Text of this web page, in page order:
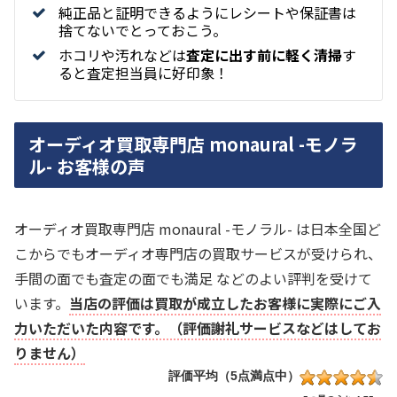
純正品と証明できるようにレシートや保証書は
捨てないでとっておこう。
ホコリや汚れなどは査定に出す前に軽く清掃す
ると査定担当員に好印象！
オーディオ買取専門店 monaural -モノラ
ル- お客様の声
オーディオ買取専門店 monaural -モノラル- は日本全国ど
こからでもオーディオ専門店の買取サービスが受けられ、
手間の面でも査定の面でも満足 などのよい評判を受けて
います。 当店の評価は買取が成立したお客様に実際にご入
力いただいた内容です。（評価謝礼サービスなどはしてお
りません）
評価平均（5点満点中）